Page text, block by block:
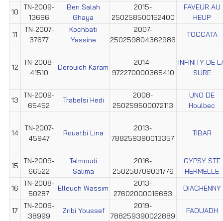
10
TN-2009-
13696
Ben Salah
Ghaya
2015-
250258500152400
FAVEUR AU
HEUP
11
TN-2007-
37677
Kochbati
Yassine
2007-
250259804362986
TOCCATA
12
TN-2008-
41510
Derouich Karam
2014-
972270000365410
INFINITY DE
SURE
13
TN-2009-
65452
Trabelsi Hedi
2008-
250259500072113
UNO DE
Houlbec
14
TN-2007-
45947
Rouatbi Lina
2013-
788259390013357
TIBAR
15
TN-2009-
66522
Talmoudi
Salima
2016-
250258709031776
GYPSY STE
HERMELLE
16
TN-2008-
50287
Elleuch Wassim
2013-
27602000016683
DIACHENNY
17
TN-2009-
38999
Zribi Youssef
2019-
788259390022889
FAOUADH